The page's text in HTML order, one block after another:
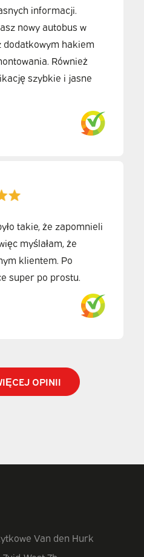
informacji.
nowy autobus w
dodatkowym hakiem
Również
szybkie i jasne
takie, że zapomnieli
myślałam, że
klientem. Po
super po prostu.
OPINII
Van den Hurk